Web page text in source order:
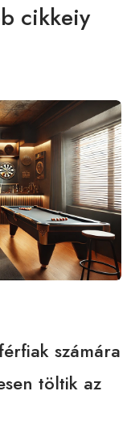
cikkeiy
számára
töltik az